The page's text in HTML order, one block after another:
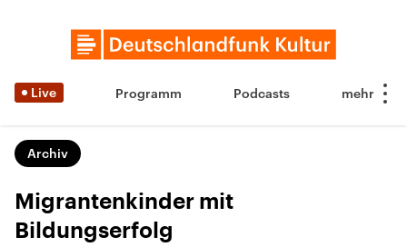
Live Programm Podcasts
Archiv
Migrantenkinder mit
Bildungserfolg